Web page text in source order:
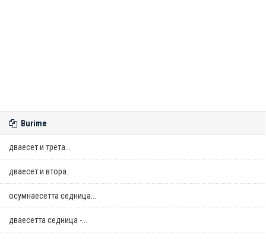
Burime
дваесет и трета...
дваесет и втора...
осумнaесетта седница...
дваесетта седница -...